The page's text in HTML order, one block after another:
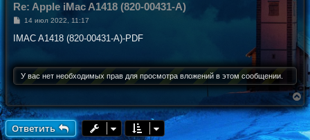
ч
Re: Apple iMac A1418 (820-00431-A)
С
о
е
н
и
е
14 июл 2022, 11:17
IMAC A1418 (820-00431-A)-PDF
У вас нет необходимых прав для просмотра вложений в этом сообщении.
В
е
р
н
у
Ответить